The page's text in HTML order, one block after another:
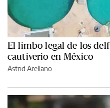
El limbo legal de los
cautiverio en México
Astrid Arellano